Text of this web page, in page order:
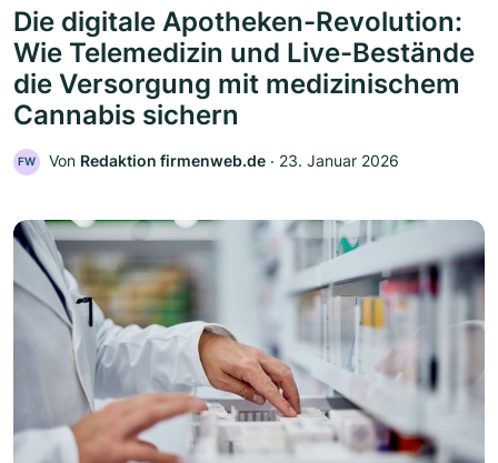
Die digitale Apotheken-Revolution:
Wie Telemedizin und Live-Bestände
die Versorgung mit medizinischem
Cannabis sichern
FW Von Redaktion firmenweb.de ‧ 23. Januar 2026